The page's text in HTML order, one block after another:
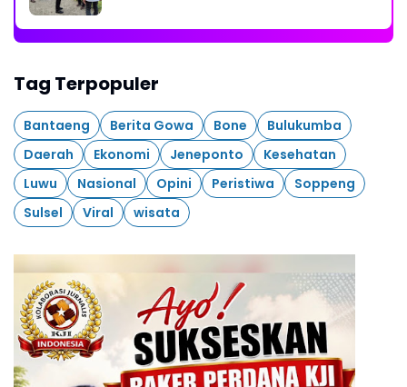
Tag Terpopuler
Bantaeng Berita Gowa Bone
Bulukumba
Daerah
Ekonomi Jeneponto
Kesehatan
Luwu
Nasional Opini Peristiwa
Soppeng
Sulsel
Viral wisata